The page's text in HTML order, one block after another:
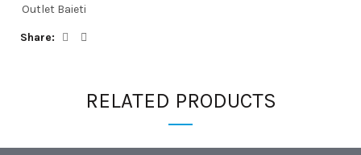
Outlet Baieti
Share
RELATED PRODUCTS